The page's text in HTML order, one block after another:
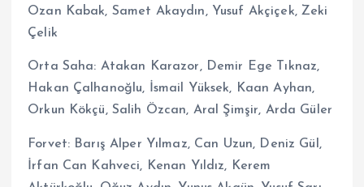
Ozan Kabak, Samet Akaydın, Yusuf Akçiçek, Zeki
Çelik
Orta Saha: Atakan Karazor, Demir Ege Tıknaz,
Hakan Çalhanoğlu, İsmail Yüksek, Kaan Ayhan,
Orkun Kökçü, Salih Özcan, Aral Şimşir, Arda Güler
Forvet: Barış Alper Yılmaz, Can Uzun, Deniz Gül,
İrfan Can Kahveci, Kenan Yıldız, Kerem